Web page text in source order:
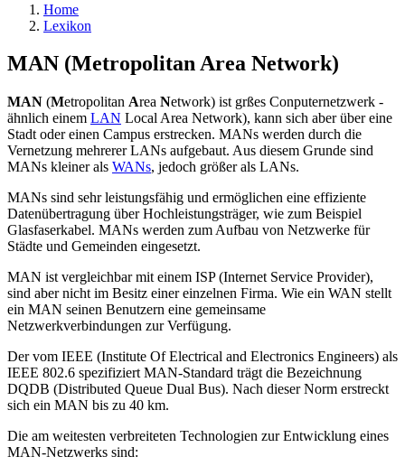
Home
Lexikon
MAN (Metropolitan Area Network)
MAN (Metropolitan Area Network) ist grßes Conputernetzwerk -
ähnlich einem LAN Local Area Network), kann sich aber über eine
Stadt oder einen Campus erstrecken. MANs werden durch die
Vernetzung mehrerer LANs aufgebaut. Aus diesem Grunde sind
MANs kleiner als WANs, jedoch größer als LANs.
MANs sind sehr leistungsfähig und ermöglichen eine effiziente
Datenübertragung über Hochleistungsträger, wie zum Beispiel
Glasfaserkabel. MANs werden zum Aufbau von Netzwerke für
Städte und Gemeinden eingesetzt.
MAN ist vergleichbar mit einem ISP (Internet Service Provider),
sind aber nicht im Besitz einer einzelnen Firma. Wie ein WAN stellt
ein MAN seinen Benutzern eine gemeinsame
Netzwerkverbindungen zur Verfügung.
Der vom IEEE (Institute Of Electrical and Electronics Engineers) als
IEEE 802.6 spezifiziert MAN-Standard trägt die Bezeichnung
DQDB (Distributed Queue Dual Bus). Nach dieser Norm erstreckt
sich ein MAN bis zu 40 km.
Die am weitesten verbreiteten Technologien zur Entwicklung eines
MAN-Netzwerks sind: